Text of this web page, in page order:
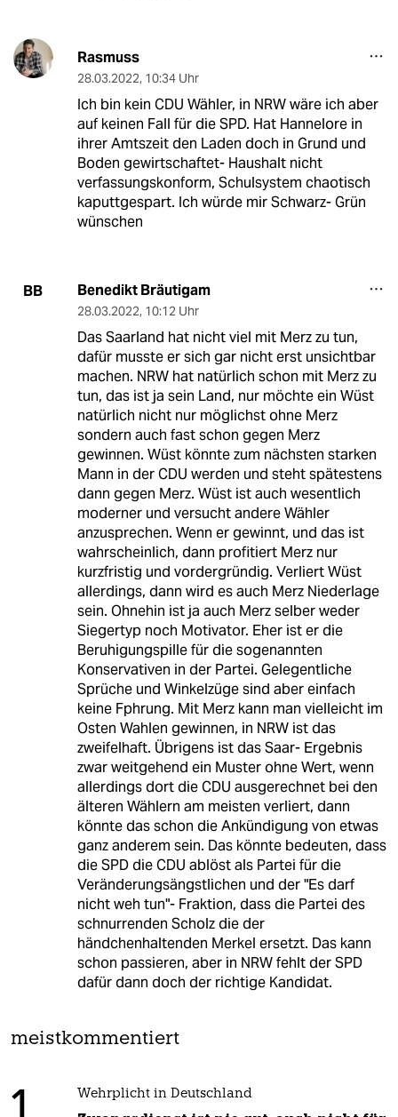
Rasmuss
28.03.2022, 10:34 Uhr
Ich bin kein CDU Wähler, in NRW wäre ich aber
auf keinen Fall für die SPD. Hat Hannelore in
ihrer Amtszeit den Laden doch in Grund und
Boden gewirtschaftet- Haushalt nicht
verfassungskonform, Schulsystem chaotisch
kaputtgespart. Ich würde mir Schwarz- Grün
wünschen
BB Benedikt Bräutigam
28.03.2022, 10:12 Uhr
Das Saarland hat nicht viel mit Merz zu tun,
dafür musste er sich gar nicht erst unsichtbar
machen. NRW hat natürlich schon mit Merz zu
tun, das ist ja sein Land, nur möchte ein Wüst
natürlich nicht nur möglichst ohne Merz
sondern auch fast schon gegen Merz
gewinnen. Wüst könnte zum nächsten starken
Mann in der CDU werden und steht spätestens
dann gegen Merz. Wüst ist auch wesentlich
moderner und versucht andere Wähler
anzusprechen. Wenn er gewinnt, und das ist
wahrscheinlich, dann profitiert Merz nur
kurzfristig und vordergründig. Verliert Wüst
allerdings, dann wird es auch Merz Niederlage
sein. Ohnehin ist ja auch Merz selber weder
Siegertyp noch Motivator. Eher ist er die
Beruhigungspille für die sogenannten
Konservativen in der Partei. Gelegentliche
Sprüche und Winkelzüge sind aber einfach
keine Fphrung. Mit Merz kann man vielleicht im
Osten Wahlen gewinnen, in NRW ist das
zweifelhaft. Übrigens ist das Saar- Ergebnis
zwar weitgehend ein Muster ohne Wert, wenn
allerdings dort die CDU ausgerechnet bei den
älteren Wählern am meisten verliert, dann
könnte das schon die Ankündigung von etwas
ganz anderem sein. Das könnte bedeuten, dass
die SPD die CDU ablöst als Partei für die
Veränderungsängstlichen und der "Es darf
nicht weh tun"- Fraktion, dass die Partei des
schnurrenden Scholz die der
händchenhaltenden Merkel ersetzt. Das kann
schon passieren, aber in NRW fehlt der SPD
dafür dann doch der richtige Kandidat.
meistkommentiert
Wehrplicht in Deutschland